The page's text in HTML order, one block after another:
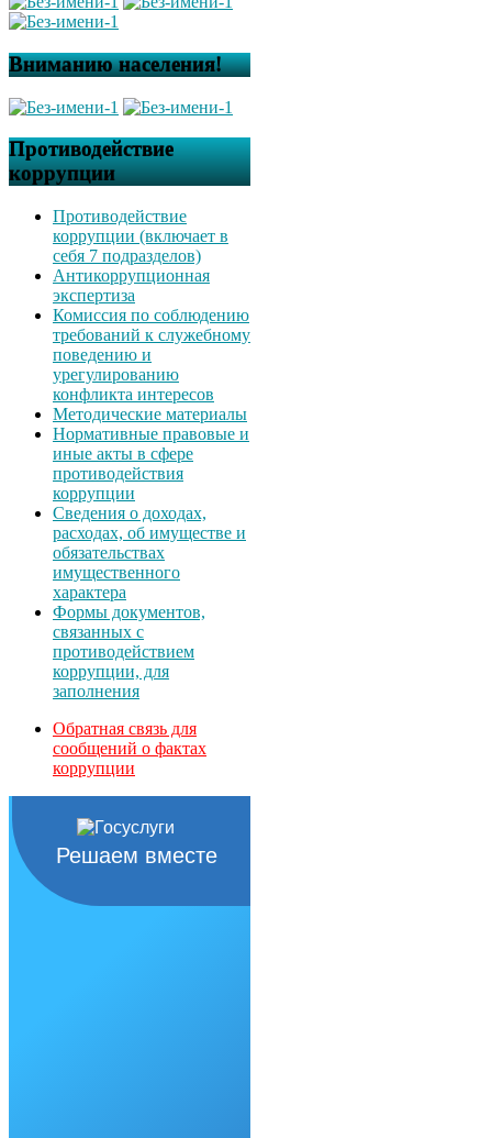
Вниманию населения!
Противодействие
коррупции
Противодействие
коррупции (включает в
себя 7 подразделов)
Антикоррупционная
экспертиза
Комиссия по соблюдению
требований к служебному
поведению и
урегулированию
конфликта интересов
Методические материалы
Нормативные правовые и
иные акты в сфере
противодействия
коррупции
Сведения о доходах,
расходах, об имуществе и
обязательствах
имущественного
характера
Формы документов,
связанных с
противодействием
коррупции, для
заполнения
Обратная связь для
сообщений о фактах
коррупции
Решаем вместе